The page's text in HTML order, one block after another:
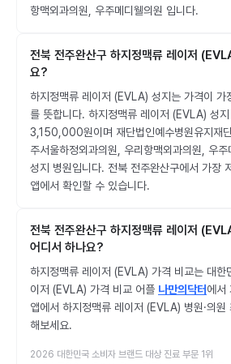
항맥외과의원, 우주메디웰의원 입니다.
전북 전주완산구 하지정맥류 레이저
요?
하지정맥류 레이저 (EVLA) 성지는 가격이 가
를 뜻합니다. 하지정맥류 레이저 (EVLA)
3,150,000원이며 재단법인예수병원유지재
주서울하정외과의원, 우리항맥외과의원, 우
성지 병원입니다. 전북 전주완산구에서 가장
앱에서 확인할 수 있습니다.
전북 전주완산구 하지정맥류 레이저
어디서 하나요?
하지정맥류 레이저 (EVLA) 가격 비교는 대한
이저 (EVLA) 가격 비교 어플 나만의닥터에서
앱에서 하지정맥류 레이저 (EVLA) 병원·의원
해보세요.
2026 대한민국 소비자 브랜드 대상 진료 부문 1위